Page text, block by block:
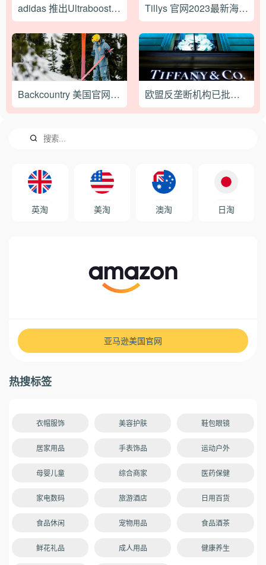
adidas 推出Ultraboost 21跑鞋“能量黄”配色 Tillys 官网2023最新海淘下单攻略
Backcountry 美国官网2023最新海淘攻略教程 欧盟反垄断机构已批准 LVMH 收购 Tiffany 的交易
英淘 美淘 澳淘 日淘
亚马逊美国官网
热搜标签
衣帽服饰 美容护肤 鞋包眼镜
居家用品 手表饰品 运动户外
母婴儿童 综合商家 医药保健
家电数码 旅游酒店 日用百货
食品休闲 宠物用品 食品酒茶
鲜花礼品 成人用品 健康养生